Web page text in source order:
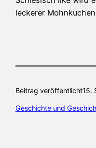
leckerer
Beitrag veröffentlicht15.
Geschichte und